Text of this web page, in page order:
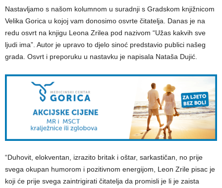
Nastavljamo s našom kolumnom u suradnji s Gradskom knjižnicom
Velika Gorica u kojoj vam donosimo osvrte čitatelja. Danas je na
redu osvrt na knjigu Leona Zrilea pod nazivom “Užas kakvih sve
ljudi ima”. Autor je upravo to djelo sinoć predstavio publici našeg
grada. Osvrt i preporuku u nastavku je napisala Nataša Dujić.
“Duhovit, elokventan, izrazito britak i oštar, sarkastičan, no prije
svega okupan humorom i pozitivnom energijom, Leon Zrile pisac je
koji će prije svega zaintrigirati čitatelja da promisli je li je zaista